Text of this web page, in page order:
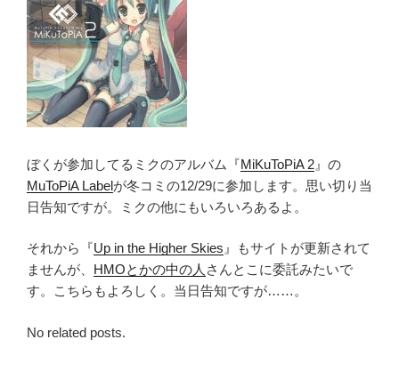
ぼくが参加してるミクのアルバム『MiKuToPiA 2 』の
MuToPiA Labelが冬コミの12/29に参加します。思い切り当
日告知ですが。ミクの他にもいろいろあるよ。
それから『Up in the Higher Skies 』もサイトが更新されて
ませんが、 HMOとかの中の人 さんとこに委託みたいで
す。こちらもよろしく。当日告知ですが……。
No related posts.